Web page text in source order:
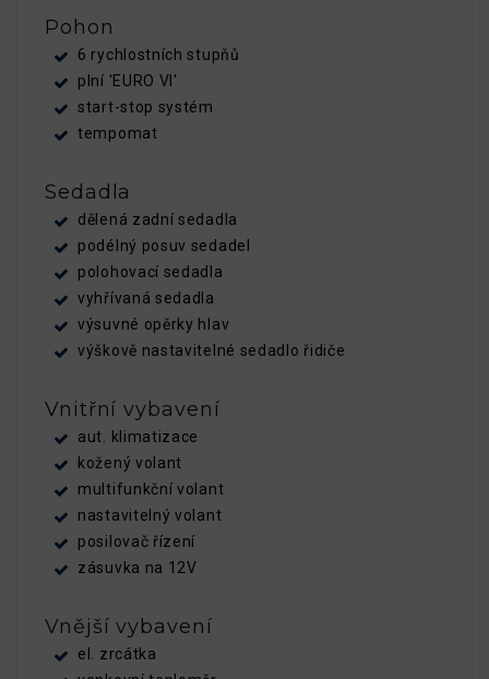
Pohon
6 rychlostních stupňů
plní 'EURO VI'
start-stop systém
tempomat
Sedadla
dělená zadní sedadla
podélný posuv sedadel
polohovací sedadla
vyhřívaná sedadla
výsuvné opěrky hlav
výškově nastavitelné sedadlo řidiče
Vnitřní vybavení
aut. klimatizace
kožený volant
multifunkční volant
nastavitelný volant
posilovač řízení
zásuvka na 12V
Vnější vybavení
el. zrcátka